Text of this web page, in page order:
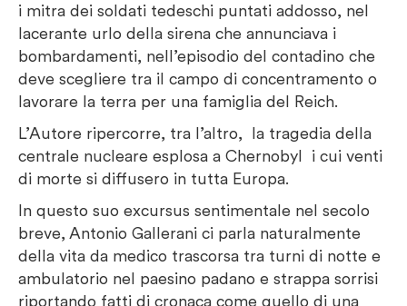
i mitra dei soldati tedeschi puntati addosso, nel
lacerante urlo della sirena che annunciava i
bombardamenti, nell’episodio del contadino che
deve scegliere tra il campo di concentramento o
lavorare la terra per una famiglia del Reich.
L’Autore ripercorre, tra l’altro, la tragedia della
centrale nucleare esplosa a Chernobyl i cui venti
di morte si diffusero in tutta Europa.
In questo suo excursus sentimentale nel secolo
breve, Antonio Gallerani ci parla naturalmente
della vita da medico trascorsa tra turni di notte e
ambulatorio nel paesino padano e strappa sorrisi
riportando fatti di cronaca come quello di una